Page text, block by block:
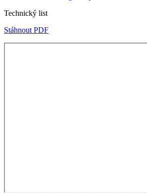
Technický list
Stáhnout PDF